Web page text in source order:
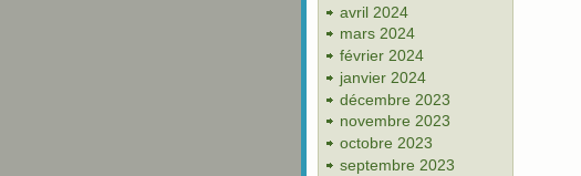
avril 2024
mars 2024
février 2024
janvier 2024
décembre 2023
novembre 2023
octobre 2023
septembre 2023